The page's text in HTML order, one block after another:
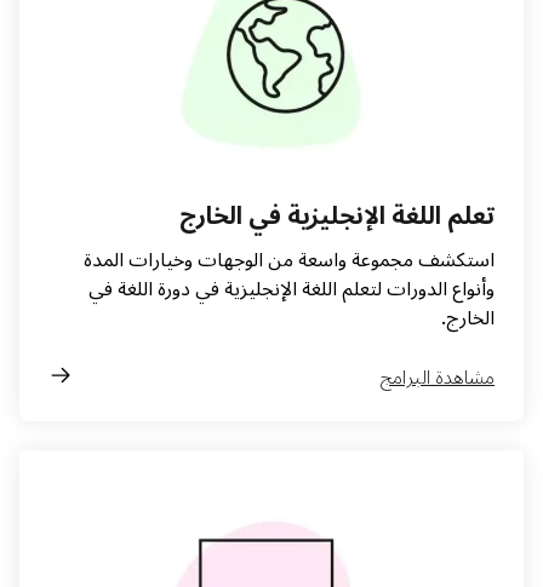
تعلم اللغة الإنجليزية في الخارج
استكشف مجموعة واسعة من الوجهات وخيارات المدة
وأنواع الدورات لتعلم اللغة الإنجليزية في دورة اللغة في
الخارج.
مشاهدة البرامج